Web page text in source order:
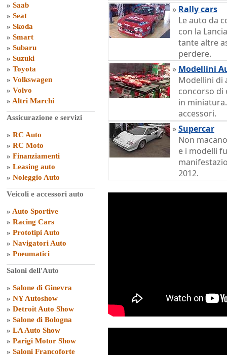
» Saab
» Seat
» Skoda
» Smart
» Subaru
» Suzuki
» Toyota
» Volkswagen
» Volvo
» Altri Marchi
Assicurazione e servizi
» RC Auto
» RC Moto
» Finanziamenti
» Leasing auto
» Noleggio Auto
Veicoli e accessori auto
» Auto Sportive
» Racing Cars
» Prototipi Auto
» Navigatori Auto
» Pneumatici
Saloni dell'Auto
» Salone di Ginevra
» NY Autoshow
» Detroit Auto Show
» Salone di Bologna
» LA Auto Show
» Parigi Motor Show
» Saloni Francoforte
» Rally cars
Le auto da
con la
tante altre
perdere.
» Modellini
Modellini di
concorso di
in
accessori.
»Supercar
Non
e i modelli
2012.